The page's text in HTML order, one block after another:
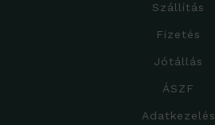
Szállítás
Fizetés
Jótállás
ÁSZF
Adatkezelés